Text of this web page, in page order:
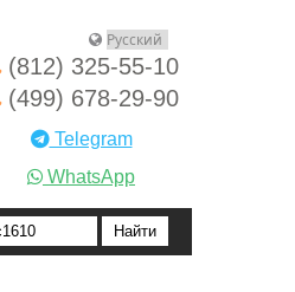
(812) 325-55-10
(499) 678-29-90
Telegram
WhatsApp